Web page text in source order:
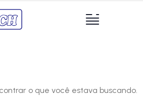
o que você estava buscando.